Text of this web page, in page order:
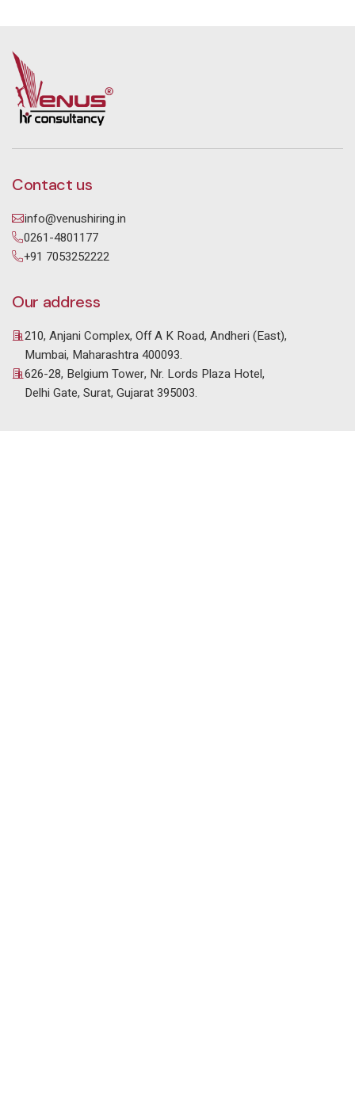
Contact us
info@venushiring.in
0261-4801177
+91 7053252222
Our address
210, Anjani Complex, Off A K Road, Andheri (East),
Mumbai, Maharashtra 400093.
626-28, Belgium Tower, Nr. Lords Plaza Hotel,
Delhi Gate, Surat, Gujarat 395003.